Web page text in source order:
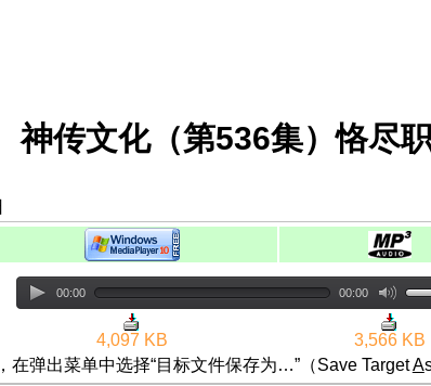
神传文化（第536集）恪尽
00:00 00:00
4,097 KB
3,566 KB
在弹出菜单中选择“目标文件保存为…”（Save TargetA